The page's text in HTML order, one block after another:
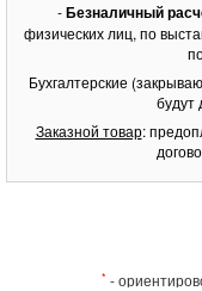
-Безналичный
физических лиц, по
Бухгалтерские
будут
Заказной товар:
* -